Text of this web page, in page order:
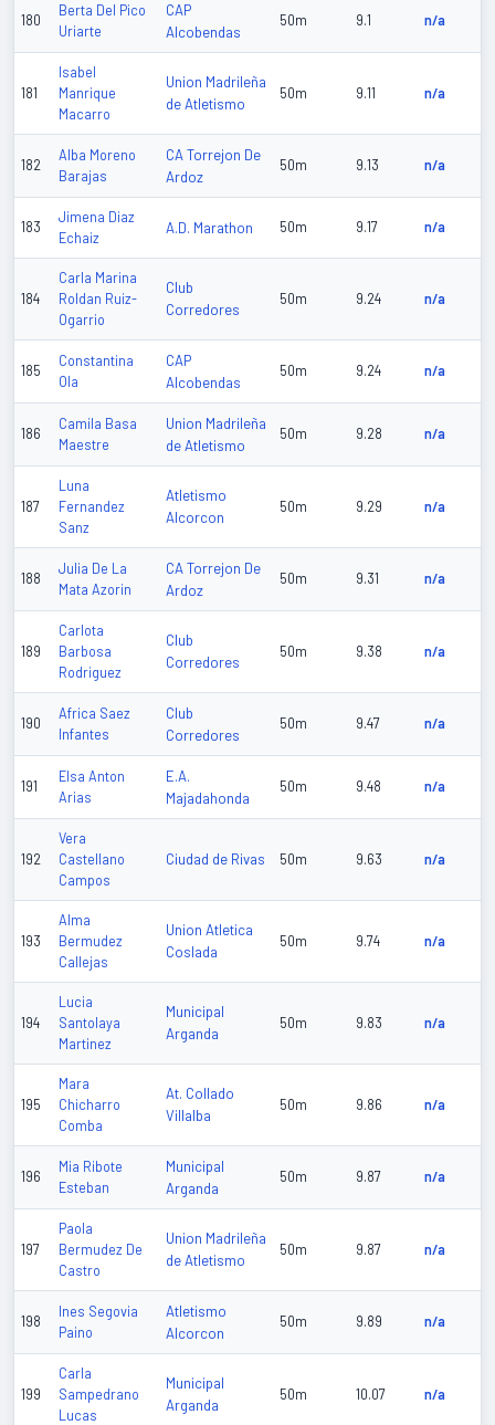
180
Berta Del Pico
Uriarte
CAP
Alcobendas
50m 9.1 n/a
181
Isabel
Manrique
Macarro
Union Madrileña
de Atletismo
50m 9.11 n/a
182
Alba Moreno
Barajas
CA Torrejon De
Ardoz
50m 9.13 n/a
183
Jimena Diaz
Echaiz
A.D. Marathon 50m 9.17 n/a
184
Carla Marina
Roldan Ruiz-
Ogarrio
Club
Corredores
50m 9.24 n/a
185
Constantina
Ola
CAP
Alcobendas
50m 9.24 n/a
186
Camila Basa
Maestre
Union Madrileña
de Atletismo
50m 9.28 n/a
187
Luna
Fernandez
Sanz
Atletismo
Alcorcon
50m 9.29 n/a
188
Julia De La
Mata Azorin
CA Torrejon De
Ardoz
50m 9.31 n/a
189
Carlota
Barbosa
Rodriguez
Club
Corredores
50m 9.38 n/a
190
Africa Saez
Infantes
Club
Corredores
50m 9.47 n/a
191
Elsa Anton
Arias
E.A.
Majadahonda
50m 9.48 n/a
192
Vera
Castellano
Campos
Ciudad de Rivas 50m 9.63 n/a
193
Alma
Bermudez
Callejas
Union Atletica
Coslada
50m 9.74 n/a
194
Lucia
Santolaya
Martinez
Municipal
Arganda
50m 9.83 n/a
195
Mara
Chicharro
Comba
At. Collado
Villalba
50m 9.86 n/a
196
Mia Ribote
Esteban
Municipal
Arganda
50m 9.87 n/a
197
Paola
Bermudez De
Castro
Union Madrileña
de Atletismo
50m 9.87 n/a
198
Ines Segovia
Paino
Atletismo
Alcorcon
50m 9.89 n/a
199
Carla
Sampedrano
Lucas
Municipal
Arganda
50m 10.07 n/a